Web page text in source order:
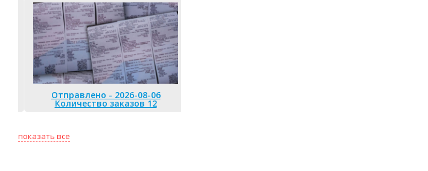
Отправлено - 2026-08-05
Количество заказов 12
показать все